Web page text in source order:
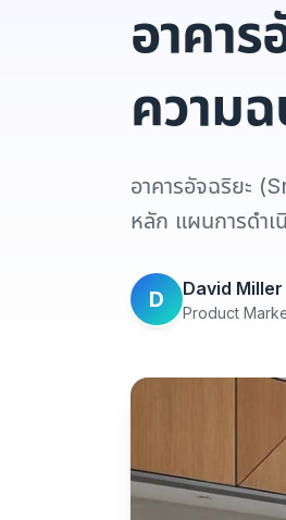
อาคา
ความ
อาคารอัจฉริยะ
หลัก แผนการดำเ
D David Miller
Product